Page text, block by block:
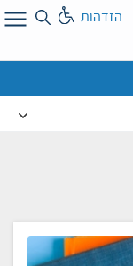
הזדהות